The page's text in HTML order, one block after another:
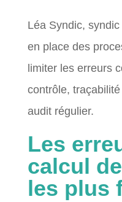
Léa Syndic,
en place des
limiter les erreurs
contrôle,
audit régulier.
Les
calcul
les plus